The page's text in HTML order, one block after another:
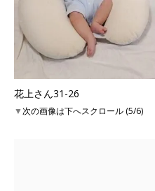
花上さん31-26
▼次の画像は下へスクロール (5/6)